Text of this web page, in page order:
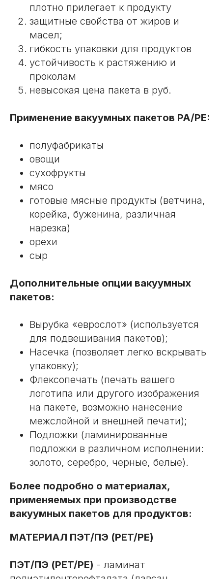
плотно прилегает к продукту
защитные свойства от жиров и
масел;
гибкость упаковки для продуктов
устойчивость к растяжению и
проколам
невысокая цена пакета в руб.
Применение вакуумных пакетов PA/PE:
полуфабрикаты
овощи
сухофрукты
мясо
готовые мясные продукты (ветчина,
корейка, буженина, различная
нарезка)
орехи
сыр
Дополнительные опции вакуумных
пакетов:
Вырубка «еврослот» (используется
для подвешивания пакетов);
Насечка (позволяет легко вскрывать
упаковку);
Флексопечать (печать вашего
логотипа или другого изображения
на пакете, возможно нанесение
межслойной и внешней печати);
Подложки (ламинированные
подложки в различном исполнении:
золото, серебро, черные, белые).
Более подробно о материалах,
применяемых при производстве
вакуумных пакетов для продуктов:
МАТЕРИАЛ ПЭТ/ПЭ (PET/PE)
ПЭТ/ПЭ (PET/PE) - ламинат